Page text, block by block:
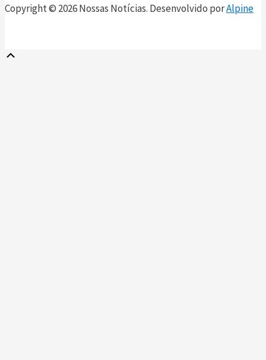
Copyright © 2026 Nossas Notícias. Desenvolvido porAlpine